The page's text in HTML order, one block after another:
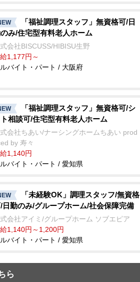
「福祉調理スタッフ」無資格可/日
み/住宅型有料老人ホーム
会社BISCUSS/HIBISU生野
1,177円～
バイト・パート / 大阪府
「福祉調理スタッフ」無資格可/シ
相談可/住宅型有料老人ホーム
会社ちあい/ナーシングホームちあい prod
by 寿々
1,140円
バイト・パート / 愛知県
「未経験OK」調理スタッフ/無資格
日勤のみ/グループホーム/社会保障完備
会社アイミ/グループホーム ソブエピア
1,140円～1,200円
バイト・パート / 愛知県
ら